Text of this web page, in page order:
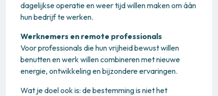
dagelijkse operatie en weer tijd willen maken om áán
hun bedrijf te werken.
Werknemers en remote professionals
Voor professionals die hun vrijheid bewust willen
benutten en werk willen combineren met nieuwe
energie, ontwikkeling en bijzondere ervaringen.
Wat je doel ook is: de bestemming is niet het